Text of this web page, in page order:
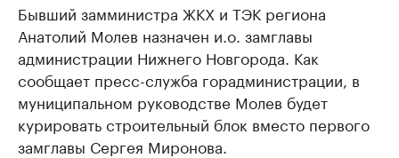
Бывший замминистра ЖКХ и ТЭК региона
Анатолий Молев назначен и.о. замглавы
администрации Нижнего Новгорода. Как
сообщает пресс-служба горадминистрации, в
муниципальном руководстве Молев будет
курировать строительный блок вместо первого
замглавы Сергея Миронова.